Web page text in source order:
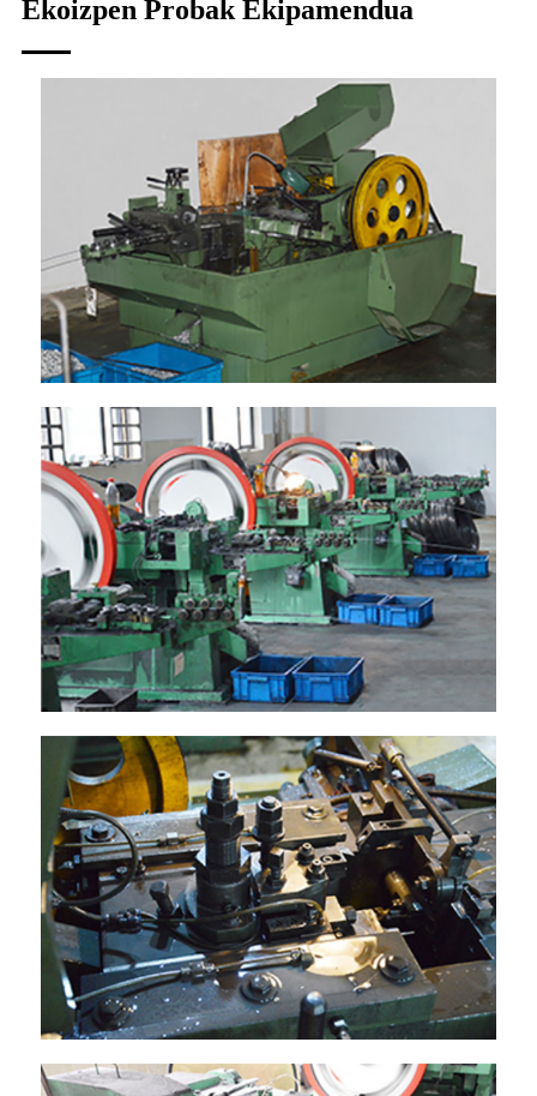
Ekoizpen Probak Ekipamendua